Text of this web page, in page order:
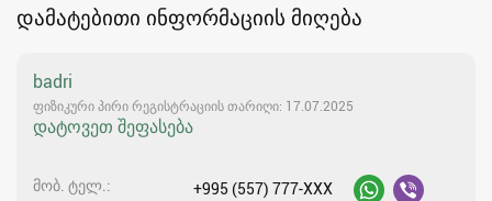
დამატებითი ინფორმაციის მიღება
badri
ფიზიკური პირი რეგისტრაციის თარიღი: 17.07.2025
დატოვეთ შეფასება
მობ. ტელ.
+995 (557) 777-XXX